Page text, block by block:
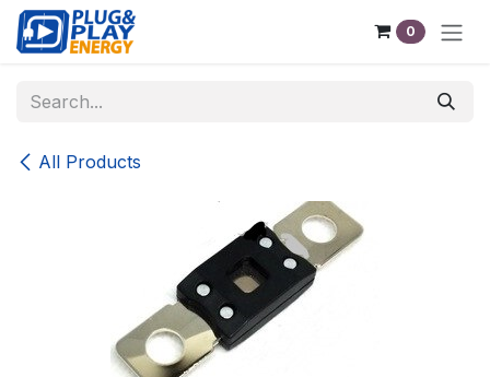
Skip to Content
0
All Products